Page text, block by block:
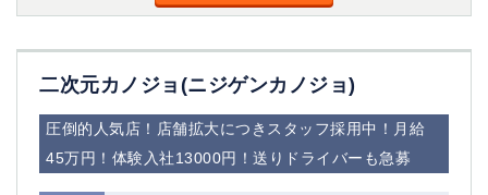
二次元カノジョ(ニジゲンカノジョ)
圧倒的人気店！店舗拡大につきスタッフ採用中！月給
45万円！体験入社13000円！送りドライバーも急募